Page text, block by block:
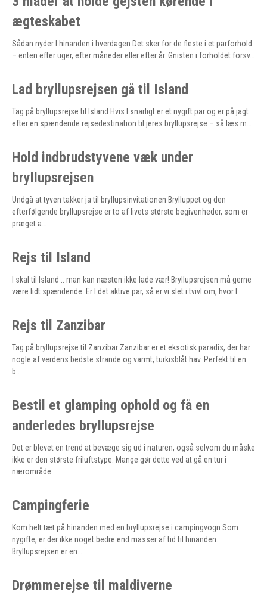
ægteskabet
Sådan nyder I hinanden i hverdagen Det sker for de fleste i et parforhold
– enten efter uger, efter måneder eller efter år. Gnisten i forholdet forsv…
Lad bryllupsrejsen gå til Island
Tag på bryllupsrejse til Island Hvis I snarligt er et nygift par og er på jagt
efter en spændende rejsedestination til jeres bryllupsrejse – så læs m…
Hold indbrudstyvene væk under
bryllupsrejsen
Undgå at tyven takker ja til bryllupsinvitationen Brylluppet og den
efterfølgende bryllupsrejse er to af livets største begivenheder, som er
præget a…
Rejs til Island
I skal til Island .. man kan næsten ikke lade vær! Bryllupsrejsen må gerne
være lidt spændende. Er I det aktive par, så er vi slet i tvivl om, hvor I…
Rejs til Zanzibar
Tag på bryllupsrejse til Zanzibar Zanzibar er et eksotisk paradis, der har
nogle af verdens bedste strande og varmt, turkisblåt hav. Perfekt til en
b…
Bestil et glamping ophold og få en
anderledes bryllupsrejse
Det er blevet en trend at bevæge sig ud i naturen, også selvom du måske
ikke er den største friluftstype. Mange gør dette ved at gå en tur i
nærområde…
Campingferie
Kom helt tæt på hinanden med en bryllupsrejse i campingvogn Som
nygifte, er der ikke noget bedre end masser af tid til hinanden.
Bryllupsrejsen er en…
Drømmerejse til maldiverne